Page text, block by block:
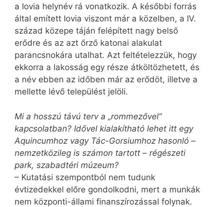
a Iovia helynév rá vonatkozik. A későbbi forrás
által emített Iovia viszont már a közelben, a IV.
század közepe táján felépített nagy belső
erődre és az azt őrző katonai alakulat
parancsnokára utalhat. Azt feltételezzük, hogy
ekkorra a lakosság egy része átköltözhetett, és
a név ebben az időben már az erődöt, illetve a
mellette lévő települést jelöli.
Mi a hosszú távú terv a „rommezővel”
kapcsolatban? Idővel kialakítható lehet itt egy
Aquincumhoz vagy Tác-Gorsiumhoz hasonló –
nemzetközileg is számon tartott – régészeti
park, szabadtéri múzeum?
– Kutatási szempontból nem tudunk
évtizedekkel előre gondolkodni, mert a munkák
nem központi-állami finanszírozással folynak.